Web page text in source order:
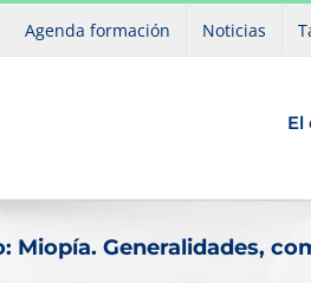
Agenda formación Noticias
El
Miopía. Generalidades,